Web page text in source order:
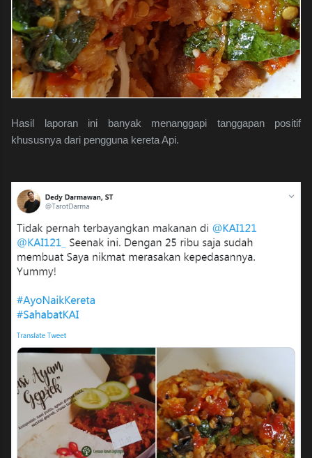
Hasil laporan ini banyak menanggapi tanggapan positif
khususnya dari pengguna kereta Api.